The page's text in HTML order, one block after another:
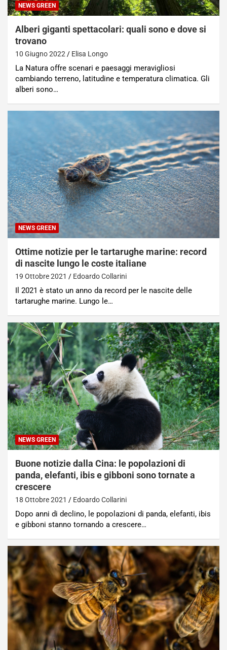
NEWS GREEN
Alberi giganti spettacolari: quali sono e dove si
trovano
10 Giugno 2022 Elisa Longo
La Natura offre scenari e paesaggi meravigliosi
cambiando terreno, latitudine e temperatura climatica. Gli
alberi sono…
NEWS GREEN
Ottime notizie per le tartarughe marine: record
di nascite lungo le coste italiane
19 Ottobre 2021 Edoardo Collarini
Il 2021 è stato un anno da record per le nascite delle
tartarughe marine. Lungo le…
NEWS GREEN
Buone notizie dalla Cina: le popolazioni di
panda, elefanti, ibis e gibboni sono tornate a
crescere
18 Ottobre 2021 Edoardo Collarini
Dopo anni di declino, le popolazioni di panda, elefanti, ibis
e gibboni stanno tornando a crescere…